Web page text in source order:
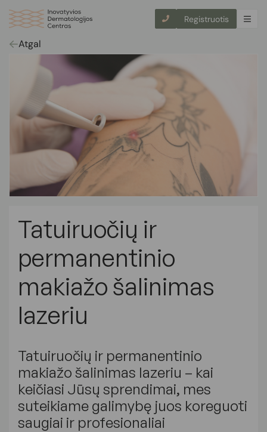
Registruotis
Atgal
Tatuiruočių ir
permanentinio
makiažo šalinimas
lazeriu
Tatuiruočių ir permanentinio
makiažo šalinimas lazeriu – kai
keičiasi Jūsų sprendimai, mes
suteikiame galimybę juos koreguoti
saugiai ir profesionaliai